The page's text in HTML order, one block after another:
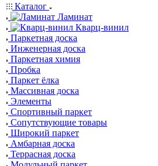
Каталог
Ламинат
Кварц-винил
Паркетная доска
Инженерная доска
Паркетная химия
Пробка
Паркет ёлка
Массивная доска
Элементы
Спортивный паркет
Сопутствующие товары
Широкий паркет
Амбарная доска
Террасная доска